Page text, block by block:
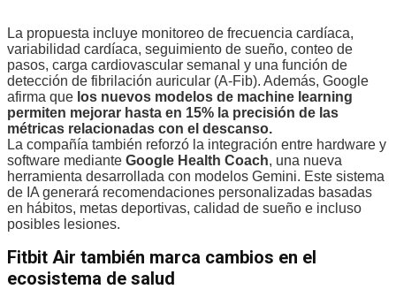
La propuesta incluye monitoreo de frecuencia cardíaca,
variabilidad cardíaca, seguimiento de sueño, conteo de
pasos, carga cardiovascular semanal y una función de
detección de fibrilación auricular (A-Fib). Además, Google
afirma que los nuevos modelos de machine learning
permiten mejorar hasta en 15% la precisión de las
métricas relacionadas con el descanso.
La compañía también reforzó la integración entre hardware y
software mediante Google Health Coach, una nueva
herramienta desarrollada con modelos Gemini. Este sistema
de IA generará recomendaciones personalizadas basadas
en hábitos, metas deportivas, calidad de sueño e incluso
posibles lesiones.
Fitbit Air también marca cambios en el
ecosistema de salud